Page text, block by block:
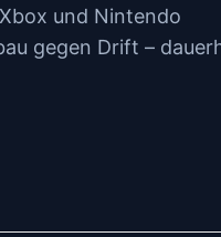
und Nintendo
gegen Drift –